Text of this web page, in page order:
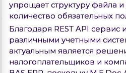
упрощает структуру файла
количество обязательных
Благодаря REST API сервис
различными учетными
актуальным является
налогоплательщиков и